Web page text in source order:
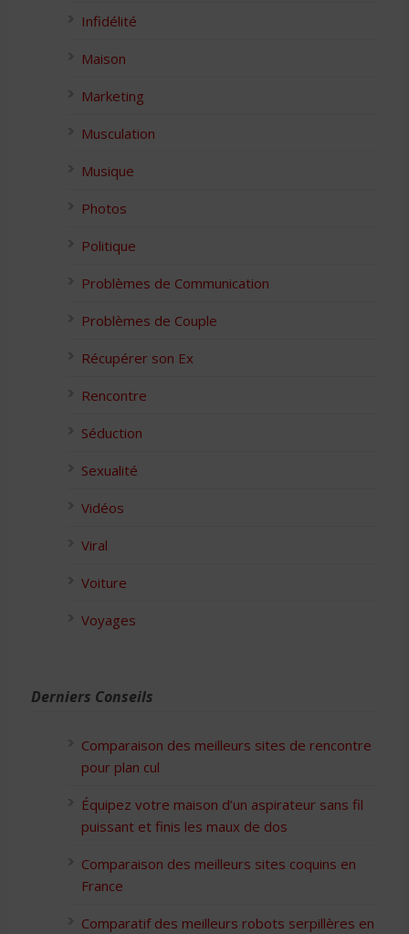
Infidélité
Maison
Marketing
Musculation
Musique
Photos
Politique
Problèmes de Communication
Problèmes de Couple
Récupérer son Ex
Rencontre
Séduction
Sexualité
Vidéos
Viral
Voiture
Voyages
Derniers Conseils
Comparaison des meilleurs sites de rencontre
pour plan cul
Équipez votre maison d’un aspirateur sans fil
puissant et finis les maux de dos
Comparaison des meilleurs sites coquins en
France
Comparatif des meilleurs robots serpillères en